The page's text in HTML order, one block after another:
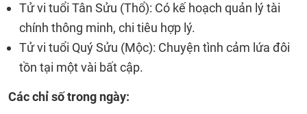
Tử vi tuổi Tân Sửu (Thổ): Có kế hoạch quản lý tài
chính thông minh, chi tiêu hợp lý.
Tử vi tuổi Quý Sửu (Mộc): Chuyện tình cảm lứa đôi
tồn tại một vài bất cập.
Các chỉ số trong ngày: